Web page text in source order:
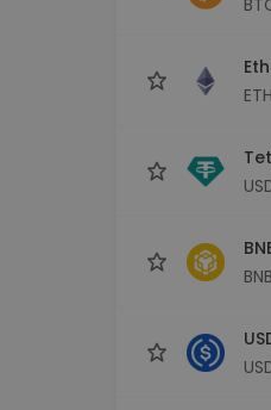
ETH
BNB